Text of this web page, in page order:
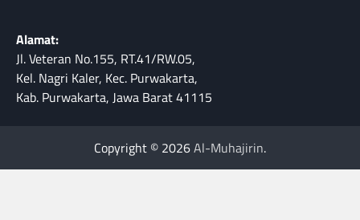
Alamat:
Jl. Veteran No.155, RT.41/RW.05,
Kel. Nagri Kaler, Kec. Purwakarta,
Kab. Purwakarta, Jawa Barat 41115
Copyright © 2026Al-Muhajirin.